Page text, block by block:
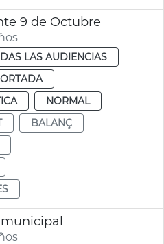
9 de Octubre
LAS AUDIENCIAS
NORMAL
BALANÇ